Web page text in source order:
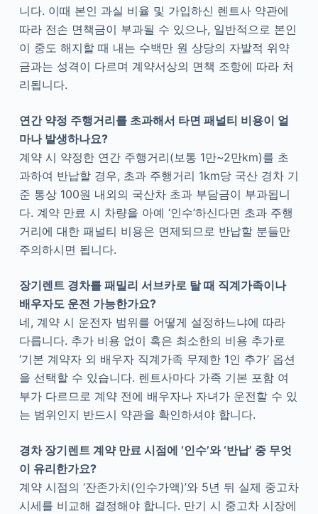
니다. 이때 본인 과실 비율 및 가입하신 렌트사 약관에
따라 전손 면책금이 부과될 수 있으나, 일반적으로 본인
이 중도 해지할 때 내는 수백만 원 상당의 자발적 위약
금과는 성격이 다르며 계약서상의 면책 조항에 따라 처
리됩니다.
연간 약정 주행거리를 초과해서 타면 패널티 비용이 얼
마나 발생하나요?
계약 시 약정한 연간 주행거리(보통 1만~2만km)를 초
과하여 반납할 경우, 초과 주행거리 1km당 국산 경차 기
준 통상 100원 내외의 국산차 초과 부담금이 부과됩니
다. 계약 만료 시 차량을 아예 ‘인수’하신다면 초과 주행
거리에 대한 패널티 비용은 면제되므로 반납할 분들만
주의하시면 됩니다.
장기렌트 경차를 패밀리 서브카로 탈 때 직계가족이나
배우자도 운전 가능한가요?
네, 계약 시 운전자 범위를 어떻게 설정하느냐에 따라
다릅니다. 추가 비용 없이 혹은 최소한의 비용 추가로
‘기본 계약자 외 배우자 직계가족 무제한 1인 추가’ 옵션
을 선택할 수 있습니다. 렌트사마다 가족 기본 포함 여
부가 다르므로 계약 전에 배우자나 자녀가 운전할 수 있
는 범위인지 반드시 약관을 확인하셔야 합니다.
경차 장기렌트 계약 만료 시점에 ‘인수’와 ‘반납’ 중 무엇
이 유리한가요?
계약 시점의 ‘잔존가치(인수가액)’와 5년 뒤 실제 중고차
시세를 비교해 결정해야 합니다. 만기 시 중고차 시장에